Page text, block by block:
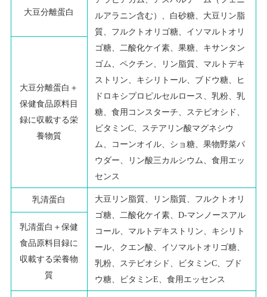
大豆分離蛋白
ルアラニン含む）、白砂糖、大豆リン脂
質、フルクトオリゴ糖、イソマルトオリ
ゴ糖、二酸化ケイ素、果糖、キサンタン
ゴム、ペクチン、リン脂質、マルトデキ
ストリン、キシリトール、ブドウ糖、ヒ
ドロキシプロピルセルロース、乳粉、乳
糖、食用コンスターチ、ステビオシド、
ビタミンC、ステアリン酸マグネシウ
ム、コーンオイル、ショ糖、果物野菜パ
ウダー、リン酸三カルシウム、食用エッ
センス
大豆分離蛋白＋
保健食品原料目
録に収載する栄
養物質
乳清蛋白
大豆リン脂質、リン脂質、フルクトオリ
ゴ糖、二酸化ケイ素、 D-マンノースアル
コール、マルトデキストリン、キシリト
ール、クエン酸、イソマルトオリゴ糖、
乳粉、ステビオシド、ビタミンC、ブド
ウ糖、ビタミンE、食用エッセンス
乳清蛋白＋保健
食品原料目録に
収載する栄養物
質